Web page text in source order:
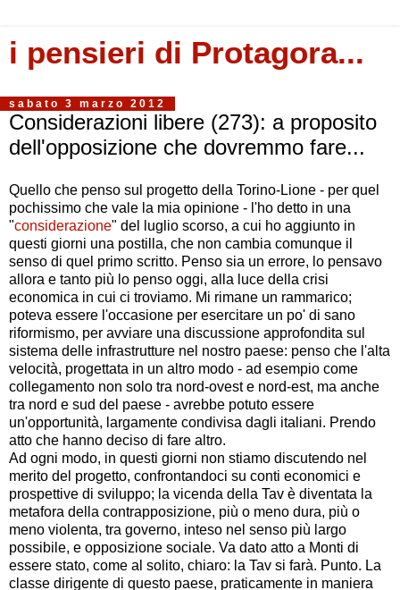
i pensieri di Protagora...
sabato 3 marzo 2012
Considerazioni libere (273): a proposito
dell'opposizione che dovremmo fare...
Quello che penso sul progetto della Torino-Lione - per quel
pochissimo che vale la mia opinione - l'ho detto in una
"considerazione" del luglio scorso, a cui ho aggiunto in
questi giorni una postilla, che non cambia comunque il
senso di quel primo scritto. Penso sia un errore, lo pensavo
allora e tanto più lo penso oggi, alla luce della crisi
economica in cui ci troviamo. Mi rimane un rammarico;
poteva essere l'occasione per esercitare un po' di sano
riformismo, per avviare una discussione approfondita sul
sistema delle infrastrutture nel nostro paese: penso che l'alta
velocità, progettata in un altro modo - ad esempio come
collegamento non solo tra nord-ovest e nord-est, ma anche
tra nord e sud del paese - avrebbe potuto essere
un'opportunità, largamente condivisa dagli italiani. Prendo
atto che hanno deciso di fare altro.
Ad ogni modo, in questi giorni non stiamo discutendo nel
merito del progetto, confrontandoci su conti economici e
prospettive di sviluppo; la vicenda della Tav è diventata la
metafora della contrapposizione, più o meno dura, più o
meno violenta, tra governo, inteso nel senso più largo
possibile, e opposizione sociale. Va dato atto a Monti di
essere stato, come al solito, chiaro: la Tav si farà. Punto. La
classe dirigente di questo paese, praticamente in maniera